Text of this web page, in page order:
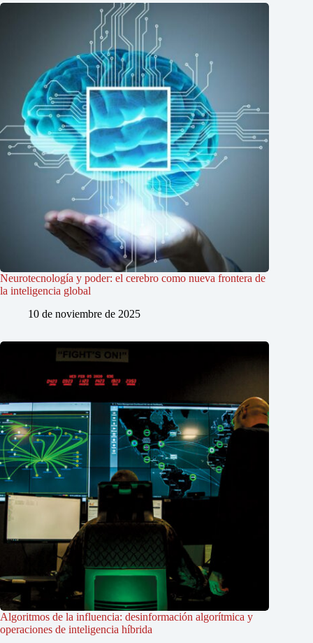
Neurotecnología y poder: el cerebro como nueva frontera de
la inteligencia global
10 de noviembre de 2025
Algoritmos de la influencia: desinformación algorítmica y
operaciones de inteligencia híbrida